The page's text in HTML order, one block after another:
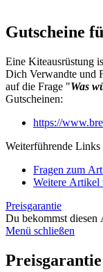
Gutscheine
Eine Kiteausrüstung
Dich Verwandte und
auf die Frage "Was
Gutscheinen:
https://
Weiterführende
Fragen zum
Weitere Artikel
Preisgarantie
Du bekommst diesen
Menü schließen
Preisgarantie